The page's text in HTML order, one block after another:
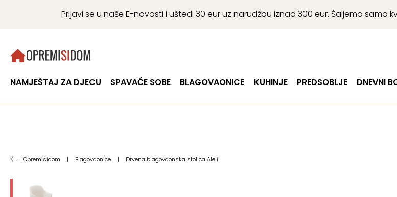
Prijavi se u naše E-novosti i uštedi 30 eur uz narudžbu iznad 300 eur. Šaljemo samo
NAMJEŠTAJ ZA DJECU SPAVAĆE SOBE BLAGOVAONICE KUHINJE PREDSOBLJE DNEVNI
Opremisidom | Blagovaonice | Drvena blagovaonska stolica Aleli